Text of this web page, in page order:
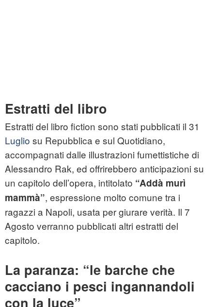
Estratti del libro
Estratti del libro fiction sono stati pubblicati il 31
Luglio su Repubblica e sul Quotidiano,
accompagnati dalle illustrazioni fumettistiche di
Alessandro Rak, ed offrirebbero anticipazioni su
un capitolo dell’opera, intitolato “Addà murì
mammà”, espressione molto comune tra i
ragazzi a Napoli, usata per giurare verità. Il 7
Agosto verranno pubblicati altri estratti del
capitolo.
La paranza: “le barche che
cacciano i pesci ingannandoli
con la luce”